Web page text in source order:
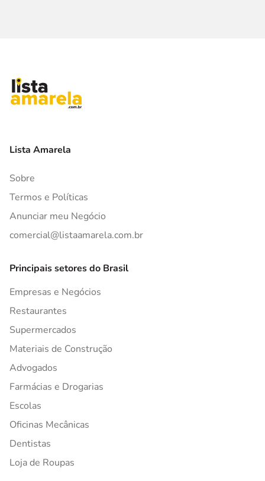
Lista Amarela
Sobre
Termos e Políticas
Anunciar meu Negócio
comercial@listaamarela.com.br
Principais setores do Brasil
Empresas e Negócios
Restaurantes
Supermercados
Materiais de Construção
Advogados
Farmácias e Drogarias
Escolas
Oficinas Mecânicas
Dentistas
Loja de Roupas